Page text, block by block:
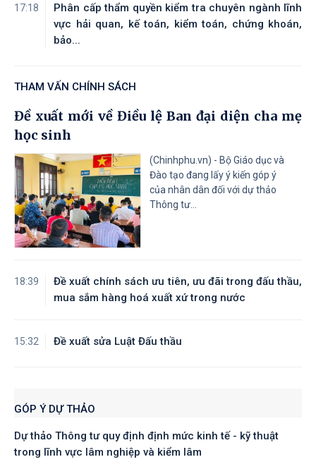
17:18
Phân cấp thẩm quyền kiểm tra chuyên ngành lĩnh
vực hải quan, kế toán, kiểm toán, chứng khoán,
bảo...
THAM VẤN CHÍNH SÁCH
Đề xuất mới về Điều lệ Ban đại diện cha mẹ
học sinh
(Chinhphu.vn) - Bộ Giáo dục và
Đào tạo đang lấy ý kiến góp ý
của nhân dân đối với dự thảo
Thông tư...
18:39
Đề xuất chính sách ưu tiên, ưu đãi trong đấu thầu,
mua sắm hàng hoá xuất xứ trong nước
15:32 Đề xuất sửa Luật Đấu thầu
GÓP Ý DỰ THẢO
Dự thảo Thông tư quy định định mức kinh tế - kỹ thuật
trong lĩnh vực lâm nghiệp và kiểm lâm